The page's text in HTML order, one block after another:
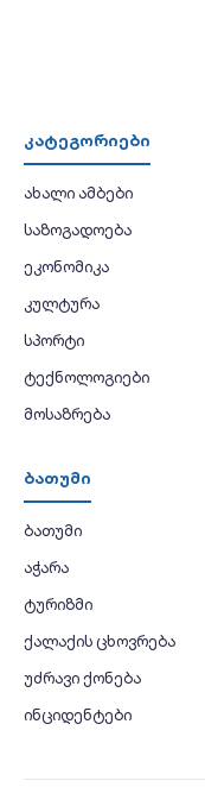
კატეგორიები
ახალი ამბები
საზოგადოება
ეკონომიკა
კულტურა
სპორტი
ტექნოლოგიები
მოსაზრება
ბათუმი
ბათუმი
აჭარა
ტურიზმი
ქალაქის ცხოვრება
უძრავი ქონება
ინციდენტები